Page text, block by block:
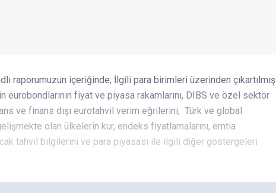
raporumuzun içeriğinde; İlgili para birimleri üzerinden çıkartılmış
fiyat ve piyasa rakamlarını, DIBS ve özel sektör
ve finans dışı eurotahvil verim eğrilerini, Türk ve global
olan ülkelerin kur, endeks fiyatlamalarını, emtia
tahvil bilgilerini ve para piyasası ile ilgili diğer göstergeleri